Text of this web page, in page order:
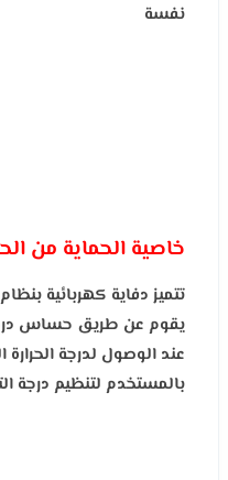
نفسة
خاصية الحماية من
تتميز دفاية كهربائية
يقوم عن طريق حساس
عند الوصول لدرجة الحرارة
بالمستخدم لتنظيم درجة